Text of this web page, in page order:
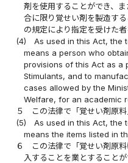
剤を使用することができ、
合に限り覚せい剤を製造す
の規定により指定を受けた者
(4)
As used in this Act, the
means a person who
provisions of this Act as a
Stimulants, and to
cases allowed by the
Welfare, for an academic
５
この法律で「覚せい剤原
(5)
As used in this Act, the
means the items listed in
６
この法律で「覚せい剤原
入することを業とすること